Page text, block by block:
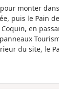
monter
puis le Pain
en
du site, le